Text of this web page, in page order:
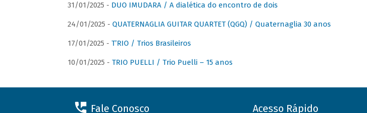
31/01/2025 - DUO IMUDARA / A dialética do encontro de dois
24/01/2025 - QUATERNAGLIA GUITAR QUARTET (QGQ) / Quaternaglia 30 anos
17/01/2025 - T’RIO / Trios Brasileiros
10/01/2025 - TRIO PUELLI / Trio Puelli – 15 anos
Fale Conosco Acesso Rápido